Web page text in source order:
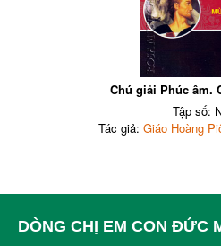
Chú giải Phúc âm.
Tập số:
Tác giả: Giáo Hoàng
DÒNG CHỊ EM CON ĐỨC